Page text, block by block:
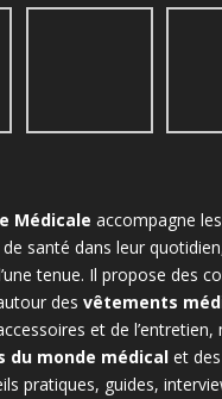
Médicale accompagne les
santé dans leur
tenue. Il propose des
des vêtements
et de l’entretien,
du monde médicalet des
pratiques, guides,